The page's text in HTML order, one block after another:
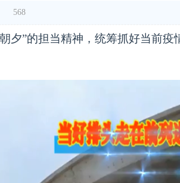
568
夕”的担当精神，统筹抓好当前疫